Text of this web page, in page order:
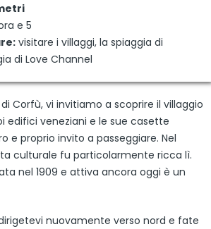
e 5
visitare i villaggi, la spiaggia di
di Love Channel
Corfù, vi invitiamo a scoprire il villaggio
edifici veneziani e le sue casette
e proprio invito a passeggiare. Nel
culturale fu particolarmente ricca lì.
nel 1909 e attiva ancora oggi è un
nuovamente verso nord e fate